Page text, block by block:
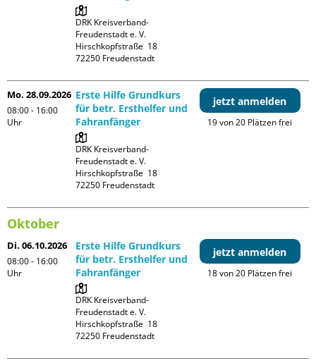
DRK Kreisverband-
Freudenstadt e. V.
Hirschkopfstraße  18
Mo. 28.09.2026
08:00 - 16:00
Uhr
Erste Hilfe Grundkurs
für betr. Ersthelfer und
Fahranfänger
DRK Kreisverband-
Freudenstadt e. V.
Hirschkopfstraße  18
jetzt anmelden
19 von 20 Plätzen frei
Oktober
Di. 06.10.2026
08:00 - 16:00
Uhr
Erste Hilfe Grundkurs
für betr. Ersthelfer und
Fahranfänger
DRK Kreisverband-
Freudenstadt e. V.
Hirschkopfstraße  18
jetzt anmelden
18 von 20 Plätzen frei